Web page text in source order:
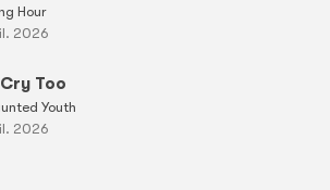
Hour
2026
Too
Youth
2026